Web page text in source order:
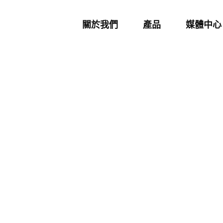
關於我們 產品 媒體中心